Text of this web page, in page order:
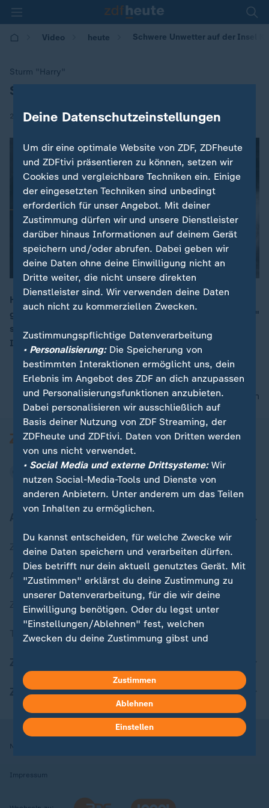
Video heute Schwere Unwetter auf der Insel
Sturm "Harry"
:
Schwere Unwetter auf der Insel Korsika
20.01.2026 | 11:26
Heftige Unwetter haben die Mittelmeerinsel Korsika
getroffen, weiterer Regen wird erwartet. Sturm "Harry"
sorgte zudem in Südspanien, Südfrankreich und Teilen
Italiens für schwere Schäden.
nach oben
Zuletzt veröffentlicht
Aktuelle Sendungs-Videos
ZDFheute Stories
Themen im Überblick
ZDFheute Apps
Nutzungsbedingungen
Impressum
Deine Datenschutzeinstellungen
Um dir eine optimale Website von ZDF, ZDFheute
und ZDFtivi präsentieren zu können, setzen wir
Cookies und vergleichbare Techniken ein. Einige
der eingesetzten Techniken sind unbedingt
erforderlich für unser Angebot. Mit deiner
Zustimmung dürfen wir und unsere Dienstleister
darüber hinaus Informationen auf deinem Gerät
speichern und/oder abrufen. Dabei geben wir
deine Daten ohne deine Einwilligung nicht an
Dritte weiter, die nicht unsere direkten
Dienstleister sind. Wir verwenden deine Daten
auch nicht zu kommerziellen Zwecken.
Zustimmungspflichtige Datenverarbeitung
• Personalisierung:Die Speicherung von
bestimmten Interaktionen ermöglicht uns, dein
Erlebnis im Angebot des ZDF an dich anzupassen
und Personalisierungsfunktionen anzubieten.
Dabei personalisieren wir ausschließlich auf
Basis deiner Nutzung von ZDF Streaming, der
ZDFheute und ZDFtivi. Daten von Dritten werden
von uns nicht verwendet.
• Social Media und externe Drittsysteme:Wir
nutzen Social-Media-Tools und Dienste von
anderen Anbietern. Unter anderem um das Teilen
von Inhalten zu ermöglichen.
Du kannst entscheiden, für welche Zwecke wir
deine Daten speichern und verarbeiten dürfen.
Dies betrifft nur dein aktuell genutztes Gerät. Mit
"Zustimmen" erklärst du deine Zustimmung zu
unserer Datenverarbeitung, für die wir deine
Einwilligung benötigen. Oder du legst unter
"Einstellungen/Ablehnen" fest, welchen
Zwecken du deine Zustimmung gibst und
in deinen Einstellungen widerrufen oder ändern.
Hier findest du das Impressum.
Weitere Informationen findest du in unserer
Datenschutzerklärung.
Zustimmen
Ablehnen
Einstellen